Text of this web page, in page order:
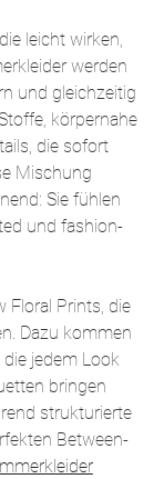
leicht wirken,
werden
und gleichzeitig
körpernahe
die sofort
Mischung
Sie fühlen
und fashion-
Floral Prints, die
Dazu kommen
jedem Look
bringen
strukturierte
Between-